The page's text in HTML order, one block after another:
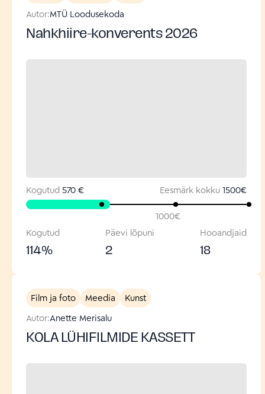
Autor:MTÜ Loodusekoda
Nahkhiire-konverents 2026
Kogutud 570 € Eesmärk kokku 1500€
1000€
Kogutud
114%
Päevi lõpuni
2
Hooandjaid
18
Film ja foto Meedia
Kunst
Autor:Anette Merisalu
KOLA LÜHIFILMIDE KASSETT